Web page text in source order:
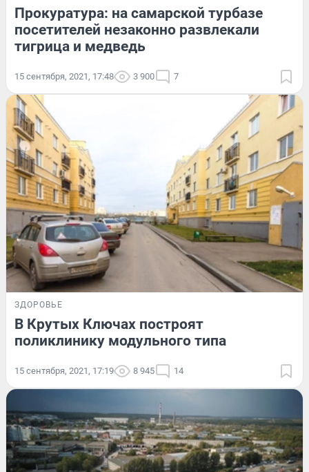
Прокуратура: на самарской турбазе
посетителей незаконно развлекали
тигрица и медведь
15 сентября, 2021, 17:48 3 900 7
ЗДОРОВЬЕ
В Крутых Ключах построят
поликлинику модульного типа
15 сентября, 2021, 17:19 8 945 14